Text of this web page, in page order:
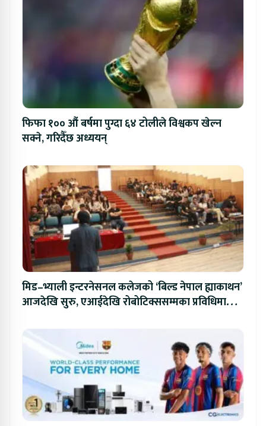
फिफा १०० औं बर्षमा पुग्दा ६४ टोलीले विश्वकप खेल्न
सक्ने, गरिदैँछ अध्ययन्
मिड–भ्याली इन्टरनेसनल कलेजको ‘बिल्ड नेपाल ह्याकाथन’
आजदेखि सुरु, एआईदेखि रोबोटिक्ससम्मका प्रविधिमा